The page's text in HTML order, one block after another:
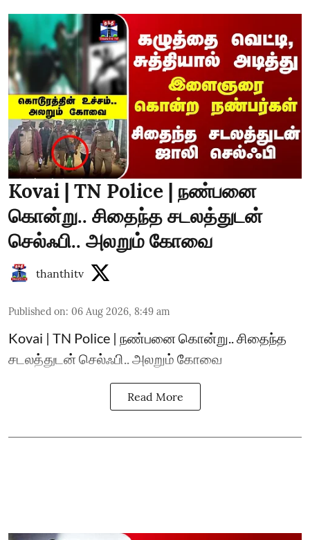
Kovai | TN Police | நண்பனை
கொன்று.. சிதைந்த சடலத்துடன்
செல்ஃபி.. அலறும் கோவை
thanthitv
Published on: 06 Aug 2026, 8:49 am
Kovai | TN Police | நண்பனை கொன்று.. சிதைந்த
சடலத்துடன் செல்ஃபி.. அலறும் கோவை
Read More